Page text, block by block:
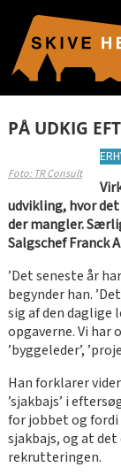
PÅ UDKIG
Foto: TR Consult
udvikling, hvor
der mangler.
Salgschef Franck
’Det seneste år
begynder han.
sig af den daglige
opgaverne. Vi har
’byggeleder’,
Han forklarer
’sjakbajs’ i
for jobbet og
sjakbajs, og at
rekrutteringen.